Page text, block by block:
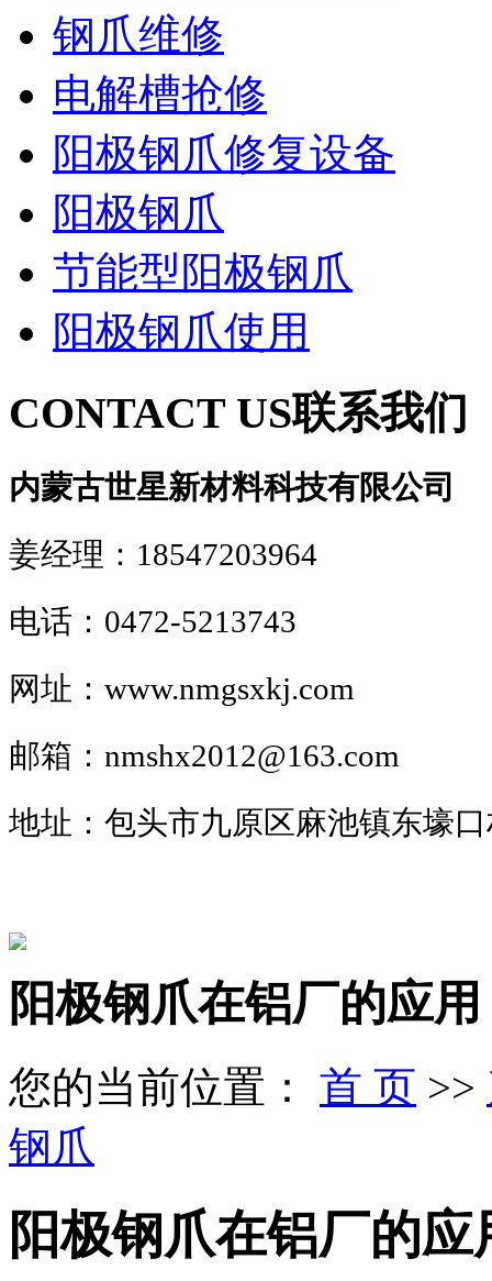
钢爪维修
电解槽抢修
阳极钢爪修复设备
阳极钢爪
节能型阳极钢爪
阳极钢爪使用
CONTACT US联系我们
内蒙古世星新材料科技有限公司
姜经理：18547203964
电话：0472-5213743
网址：www.nmgsxkj.com
邮箱：nmshx2012@163.com
地址：包头市九原区麻池镇东壕
阳极钢爪在铝厂的应用
您的当前位置： 首 页 >>
钢爪
阳极钢爪在铝厂的应